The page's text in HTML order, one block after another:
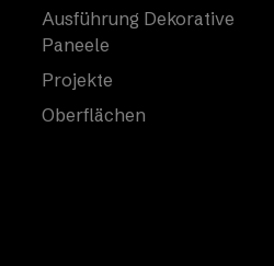
Ausführung Dekorative
Paneele
Projekte
Oberflächen